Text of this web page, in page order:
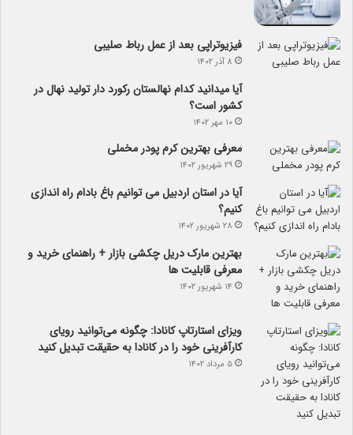
فیزیوتراپی بعد از عمل رباط صلیبی
۸ آذر ۱۴۰۲
آیا می­دانید کدام نهالستان رکورد دار تولید نهال­ در
کشور است؟
۱۰ مهر ۱۴۰۲
معرفی بهترین کرم پودر مخملی
۲۹ شهریور ۱۴۰۲
آیا در استان اردبیل می توانیم باغ بادام راه اندازی
کنیم؟
۲۸ شهریور ۱۴۰۲
بهترین مارک دریل چکشی بازار + راهنمای خرید و
معرفی قابلیت ها
۱۴ شهریور ۱۴۰۲
ویزای استارتاپ کانادا: چگونه می‌توانید رویای
کارآفرینی خود را در کانادا به حقیقت تبدیل کنید
۵ مرداد ۱۴۰۲